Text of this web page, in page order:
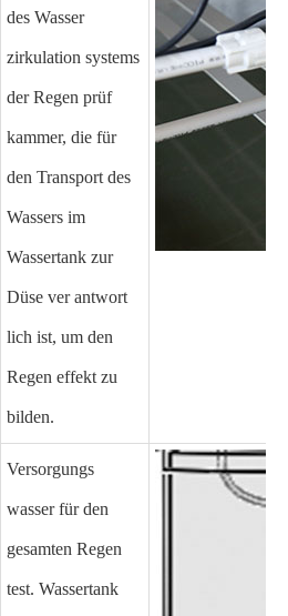
des Wasser
zirkulation systems
der Regen prüf
kammer, die für
den Transport des
Wassers im
Wassertank zur
Düse ver antwort
lich ist, um den
Regen effekt zu
bilden.
Versorgungs
wasser für den
gesamten Regen
test. Wassertank